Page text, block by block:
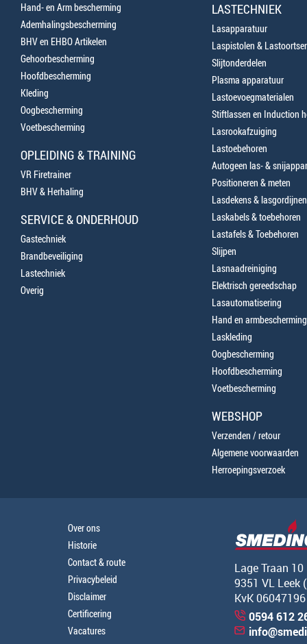
Hand- en Arm bescherming
Ademhalingsbescherming
BHV en EHBO Artikelen
Gehoorbescherming
Hoofdbescherming
Kleding
Oogbescherming
Voetbescherming
OPLEIDING & TRAINING
VR Firetrainer
BHV & Herhaling
SERVICE & ONDERHOUD
Gastechniek
Brandbeveiliging
Lastechniek
Overig
LASTECHNIEK
Lasapparatuur
Laspistolen &
Slijtonderdelen
Plasma apparatuur
Lastoevoegmaterialen
Stiftlassen en Induction
Lasrookafzuiging
Lastoebehoren
Autogeen las- &
Positioneren & meten
Lasdekens & lasgordijnen
Laskabels & toebehoren
Lastafels & Toebehoren
Slijpen
Lasnaadreiniging
Elektrisch gereedschap
Lasautomatisering
Hand en armbescherming
Laskleding
Oogbescherming
Hoofdbescherming
Voetbescherming
WEBSHOP
Verzenden / retour
Algemene voorwaarden
Herroepingsverzoek
Over ons
Historie
Contact & route
Privacybeleid
Disclaimer
Certificering
Vacatures
Lage Traan 10
9351 VL Leek
KvK 06047196
0594 612